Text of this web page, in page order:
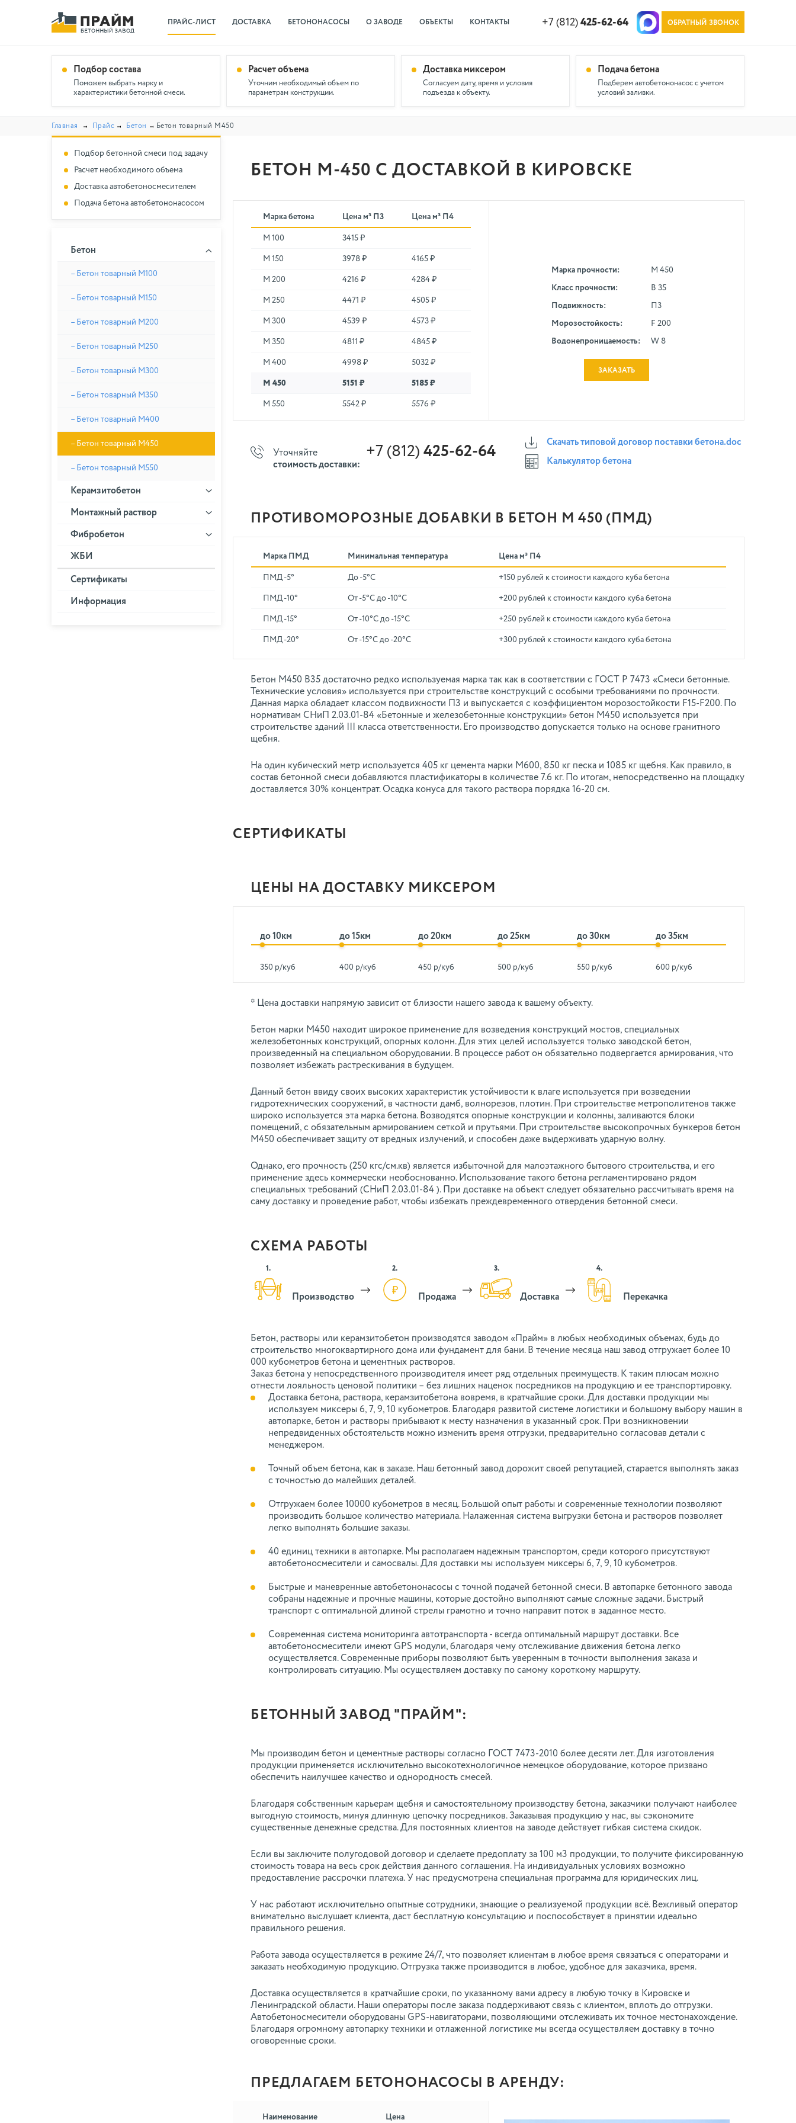
ПРАЙС-ЛИСТ ДОСТАВКА БЕТОНОНАСОСЫ О ЗАВОДЕ ОБЪЕКТЫ КОНТАКТЫ +7 (812) 425-62-64 ОБРАТНЫЙ ЗВОНОК
Подбор состава
Поможем выбрать марку и
характеристики бетонной смеси.
Расчет объема
Уточним необходимый объем по
параметрам конструкции.
Доставка миксером
Согласуем дату, время и условия
подъезда к объекту.
Подача бетона
Подберем автобетононасос с учетом
условий заливки.
Главная Прайс Бетон Бетон товарный М450
Подбор бетонной смеси под задачу
Расчет необходимого объема
Доставка автобетоносмесителем
Подача бетона автобетононасосом
Бетон
– Бетон товарный М100
– Бетон товарный М150
– Бетон товарный М200
– Бетон товарный М250
– Бетон товарный М300
– Бетон товарный М350
– Бетон товарный М400
– Бетон товарный М450
– Бетон товарный М550
Керамзитобетон
Монтажный раствор
Фибробетон
ЖБИ
Сертификаты
Информация
БЕТОН М-450 С ДОСТАВКОЙ В КИРОВСКЕ
Марка бетона Цена м³ П3 Цена м³ П4
М 100 3415 ₽
М 150 3978 ₽ 4165 ₽
М 200 4216 ₽ 4284 ₽
М 250 4471 ₽ 4505 ₽
М 300 4539 ₽ 4573 ₽
М 350 4811 ₽ 4845 ₽
М 400 4998 ₽ 5032 ₽
М 450 5151 ₽ 5185 ₽
М 550 5542 ₽ 5576 ₽
Марка прочности: М 450
Класс прочности: В 35
Подвижность: П3
Морозостойкость: F 200
Водонепроницаемость: W 8
ЗАКАЗАТЬ
Уточняйте
стоимость доставки:
+7 (812) 425-62-64
Скачать типовой договор поставки бетона.doc
Калькулятор бетона
ПРОТИВОМОРОЗНЫЕ ДОБАВКИ В БЕТОН М 450 (ПМД)
Марка ПМД Минимальная температура Цена м³ П4
ПМД -5° До -5°C +150 рублей к стоимости каждого куба бетона
ПМД -10° От -5°C до -10°C +200 рублей к стоимости каждого куба бетона
ПМД -15° От -10°C до -15°C +250 рублей к стоимости каждого куба бетона
ПМД -20° От -15°C до -20°C +300 рублей к стоимости каждого куба бетона
Бетон М450 В35 достаточно редко используемая марка так как в соответствии с ГОСТ Р 7473 «Смеси бетонные.
Технические условия» используется при строительстве конструкций с особыми требованиями по прочности.
Данная марка обладает классом подвижности П3 и выпускается с коэффициентом морозостойкости F15-F200. По
нормативам СНиП 2.03.01-84 «Бетонные и железобетонные конструкции» бетон М450 используется при
строительстве зданий III класса ответственности. Его производство допускается только на основе гранитного
щебня.
На один кубический метр используется 405 кг цемента марки М600, 850 кг песка и 1085 кг щебня. Как правило, в
состав бетонной смеси добавляются пластификаторы в количестве 7.6 кг. По итогам, непосредственно на площадку
доставляется 30% концентрат. Осадка конуса для такого раствора порядка 16-20 см.
СЕРТИФИКАТЫ
ЦЕНЫ НА ДОСТАВКУ МИКСЕРОМ
до 10км
350 р/куб
до 15км
400 р/куб
до 20км
450 р/куб
до 25км
500 р/куб
до 30км
550 р/куб
до 35км
600 р/куб
* Цена доставки напрямую зависит от близости нашего завода к вашему объекту.
Бетон марки М450 находит широкое применение для возведения конструкций мостов, специальных
железобетонных конструкций, опорных колонн. Для этих целей используется только заводской бетон,
произведенный на специальном оборудовании. В процессе работ он обязательно подвергается армирования, что
позволяет избежать растрескивания в будущем.
Данный бетон ввиду своих высоких характеристик устойчивости к влаге используется при возведении
гидротехнических сооружений, в частности дамб, волнорезов, плотин. При строительстве метрополитенов также
широко используется эта марка бетона. Возводятся опорные конструкции и колонны, заливаются блоки
помещений, с обязательным армированием сеткой и прутьями. При строительстве высокопрочных бункеров бетон
М450 обеспечивает защиту от вредных излучений, и способен даже выдерживать ударную волну.
Однако, его прочность (250 кгс/см.кв) является избыточной для малоэтажного бытового строительства, и его
применение здесь коммерчески необоснованно. Использование такого бетона регламентировано рядом
специальных требований (СНиП 2.03.01-84 ). При доставке на объект следует обязательно рассчитывать время на
саму доставку и проведение работ, чтобы избежать преждевременного отвердения бетонной смеси.
СХЕМА РАБОТЫ
1.
Производство
2.
Продажа
3.
Доставка
4.
Перекачка
Бетон, растворы или керамзитобетон производятся заводом «Прайм» в любых необходимых объемах, будь до
строительство многоквартирного дома или фундамент для бани. В течение месяца наш завод отгружает более 10
000 кубометров бетона и цементных растворов.
Заказ бетона у непосредственного производителя имеет ряд отдельных преимуществ. К таким плюсам можно
отнести лояльность ценовой политики – без лишних наценок посредников на продукцию и ее транспортировку.
Доставка бетона, раствора, керамзитобетона вовремя, в кратчайшие сроки. Для доставки продукции мы
используем миксеры 6, 7, 9, 10 кубометров. Благодаря развитой системе логистики и большому выбору машин в
автопарке, бетон и растворы прибывают к месту назначения в указанный срок. При возникновении
непредвиденных обстоятельств можно изменить время отгрузки, предварительно согласовав детали с
менеджером.
Точный объем бетона, как в заказе. Наш бетонный завод дорожит своей репутацией, старается выполнять заказ
с точностью до малейших деталей.
Отгружаем более 10000 кубометров в месяц. Большой опыт работы и современные технологии позволяют
производить большое количество материала. Налаженная система выгрузки бетона и растворов позволяет
легко выполнять большие заказы.
40 единиц техники в автопарке. Мы располагаем надежным транспортом, среди которого присутствуют
автобетоносмесители и самосвалы. Для доставки мы используем миксеры 6, 7, 9, 10 кубометров.
Быстрые и маневренные автобетононасосы с точной подачей бетонной смеси. В автопарке бетонного завода
собраны надежные и прочные машины, которые достойно выполняют самые сложные задачи. Быстрый
транспорт с оптимальной длиной стрелы грамотно и точно направит поток в заданное место.
Современная система мониторинга автотранспорта - всегда оптимальный маршрут доставки. Все
автобетоносмесители имеют GPS модули, благодаря чему отслеживание движения бетона легко
осуществляется. Современные приборы позволяют быть уверенным в точности выполнения заказа и
контролировать ситуацию. Мы осуществляем доставку по самому короткому маршруту.
БЕТОННЫЙ ЗАВОД "ПРАЙМ":
Мы производим бетон и цементные растворы согласно ГОСТ 7473-2010 более десяти лет. Для изготовления
продукции применяется исключительно высокотехнологичное немецкое оборудование, которое призвано
обеспечить наилучшее качество и однородность смесей.
Благодаря собственным карьерам щебня и самостоятельному производству бетона, заказчики получают наиболее
выгодную стоимость, минуя длинную цепочку посредников. Заказывая продукцию у нас, вы сэкономите
существенные денежные средства. Для постоянных клиентов на заводе действует гибкая система скидок.
Если вы заключите полугодовой договор и сделаете предоплату за 100 м3 продукции, то получите фиксированную
стоимость товара на весь срок действия данного соглашения. На индивидуальных условиях возможно
предоставление рассрочки платежа. У нас предусмотрена специальная программа для юридических лиц.
У нас работают исключительно опытные сотрудники, знающие о реализуемой продукции всё. Вежливый оператор
внимательно выслушает клиента, даст бесплатную консультацию и поспособствует в принятии идеально
правильного решения.
Работа завода осуществляется в режиме 24/7, что позволяет клиентам в любое время связаться с операторами и
заказать необходимую продукцию. Отгрузка также производится в любое, удобное для заказчика, время.
Доставка осуществляется в кратчайшие сроки, по указанному вами адресу в любую точку в Кировске и
Ленинградской области. Наши операторы после заказа поддерживают связь с клиентом, вплоть до отгрузки.
Автобетоносмесители оборудованы GPS-навигаторами, позволяющими отслеживать их точное местонахождение.
Благодаря огромному автопарку техники и отлаженной логистике мы всегда осуществляем доставку в точно
оговоренные сроки.
ПРЕДЛАГАЕМ БЕТОНОНАСОСЫ В АРЕНДУ:
Наименование Цена